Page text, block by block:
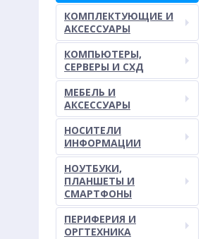
КОМПЛЕКТУЮЩИЕ И
АКСЕССУАРЫ
КОМПЬЮТЕРЫ,
СЕРВЕРЫ И СХД
МЕБЕЛЬ И
АКСЕССУАРЫ
НОСИТЕЛИ
ИНФОРМАЦИИ
НОУТБУКИ,
ПЛАНШЕТЫ И
СМАРТФОНЫ
ПЕРИФЕРИЯ И
ОРГТЕХНИКА